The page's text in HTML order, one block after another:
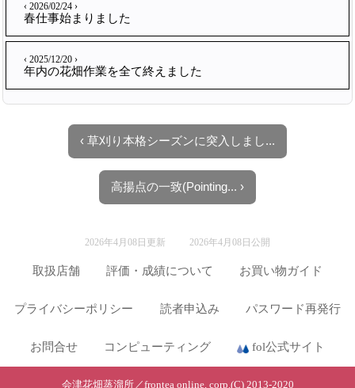
‹ 2026/02/24 ›
春仕事始まりました
‹ 2025/12/20 ›
年内の花畑作業を全て終えました
‹ 草刈り本格シーズンに突入しまし...
高揚点の一致(Pointing... ›
2026年4月08日更新 2026年4月08日公開
取扱店舗 評価・成績について お買い物ガイド
プライバシーポリシー 読者申込み パスワード再発行
お問合せ コンピューティング fol公式サイト
会津花畑蒸溜所／frontea online, corp.(C) 2013-2020